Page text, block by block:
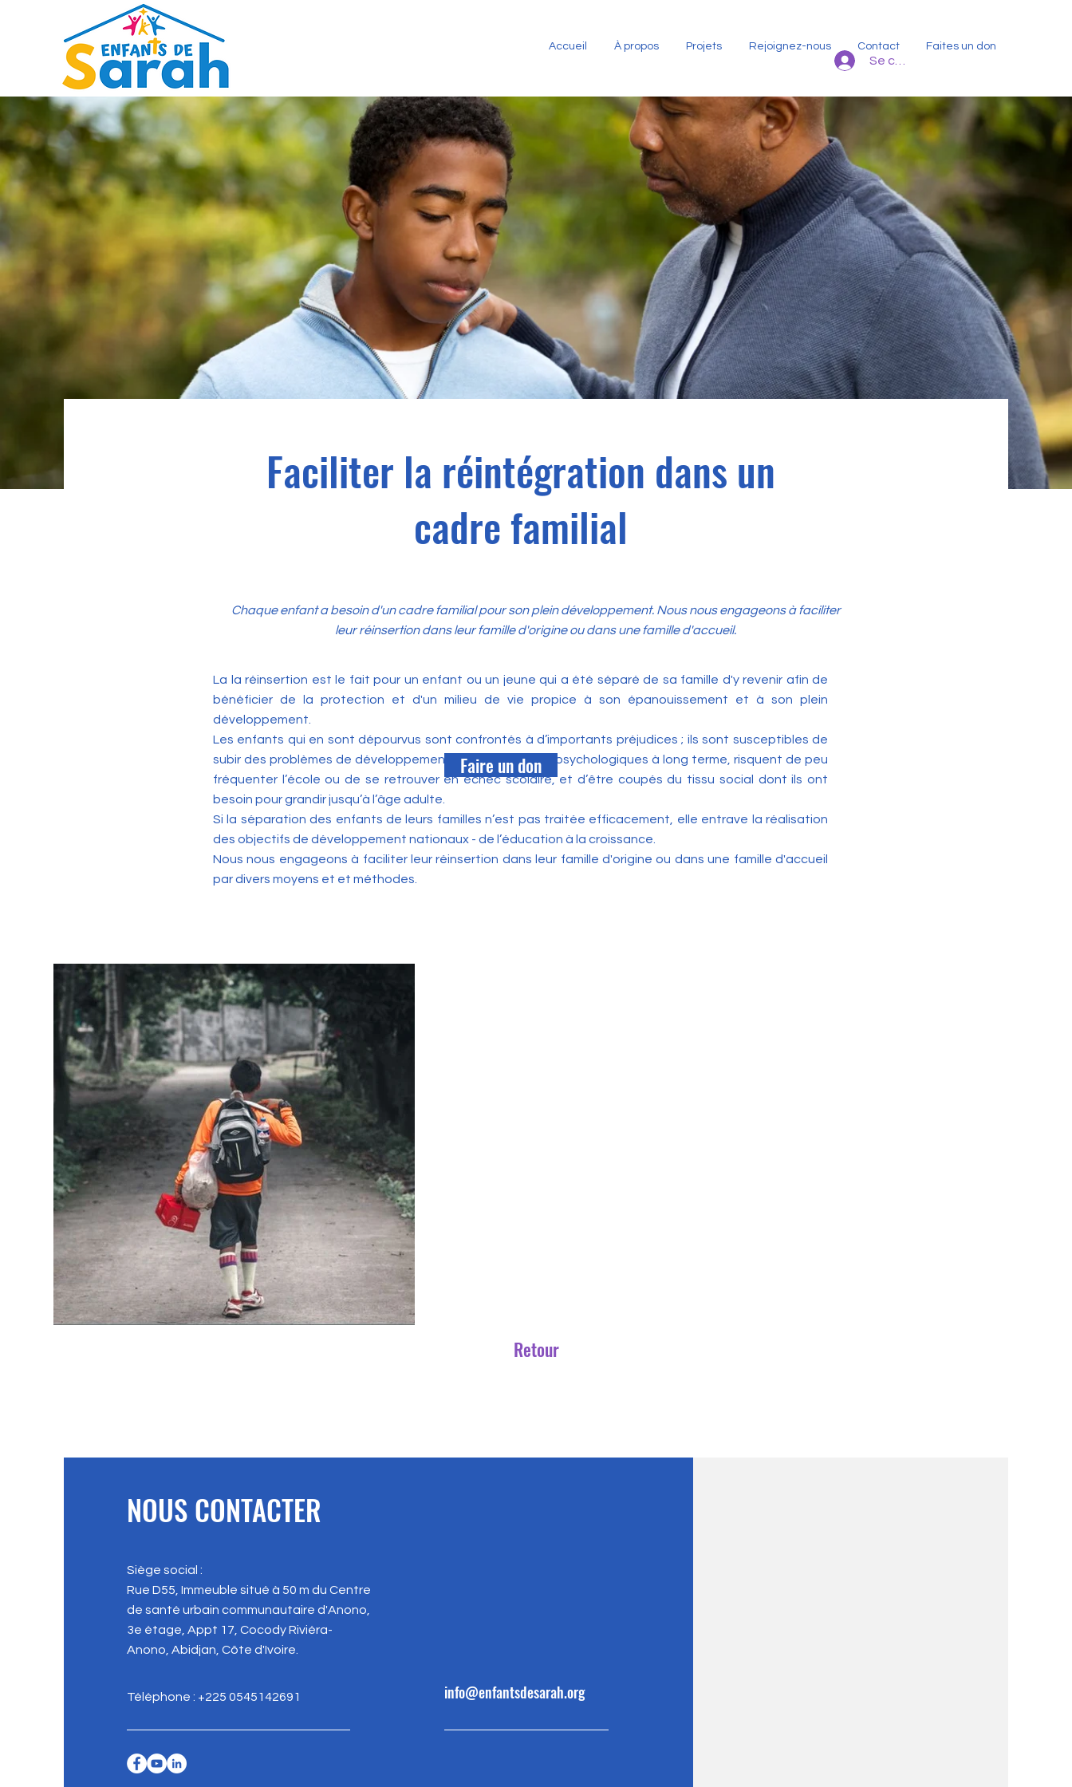
Accueil À propos Projets Rejoignez-nous Contact Faites un don
Se connecter
Faciliter la réintégration dans un
cadre familial
Chaque enfant a besoin d'un cadre familial pour son plein développement. Nous nous engageons à faciliter
leur réinsertion dans leur famille d'origine ou dans une famille d'accueil.
La la réinsertion est le fait pour un enfant ou un jeune qui a été séparé de sa famille d'y revenir afin de
bénéficier de la protection et d'un milieu de vie propice à son épanouissement et à son plein
développement.
Les enfants qui en sont dépourvus sont confrontés à d’importants préjudices ; ils sont susceptibles de
subir des problèmes de développement et des blessures psychologiques à long terme, risquent de peu
fréquenter l’école ou de se retrouver en échec scolaire, et d’être coupés du tissu social dont ils ont
besoin pour grandir jusqu’à l’âge adulte.
Si la séparation des enfants de leurs familles n’est pas traitée efficacement, elle entrave la réalisation
des objectifs de développement nationaux - de l’éducation à la croissance.
Nous nous engageons à faciliter leur réinsertion dans leur famille d'origine ou dans une famille d'accueil
par divers moyens et et méthodes.
Faire un don
Retour
NOUS CONTACTER
Siège social :
Rue D55, Immeuble situé à 50 m du Centre
de santé urbain communautaire d'Anono,
3e étage, Appt 17, Cocody Riviéra-
Anono, Abidjan, Côte d'Ivoire.
Téléphone : +225 0545142691 info@enfantsdesarah.org